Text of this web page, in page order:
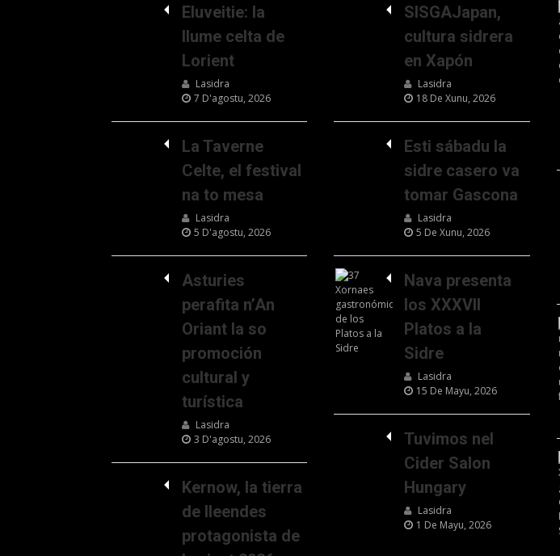
Eluveitie: la
llume celta de
Lorient
Lasidra
7 D'agostu, 2026
La Taverne
Celte, el festival
na to mesa
Lasidra
5 D'agostu, 2026
Asturies
perafita n’An
Oriant la so
promoción
cultural y
turística
Lasidra
3 D'agostu, 2026
Kernow, la tierra
de lleendes
protagonista de
SISGAJapan,
cultura sidrera
en Xapón
Lasidra
18 De Xunu, 2026
Esti sábadu la
sidre casero va
tomar Gascona
Lasidra
5 De Xunu, 2026
Nava presenta
los XXXVII
Platos a la
Sidre
Lasidra
15 De Mayu, 2026
Tuvimos nel
Cider Salon
Hungary
Lasidra
1 De Mayu, 2026